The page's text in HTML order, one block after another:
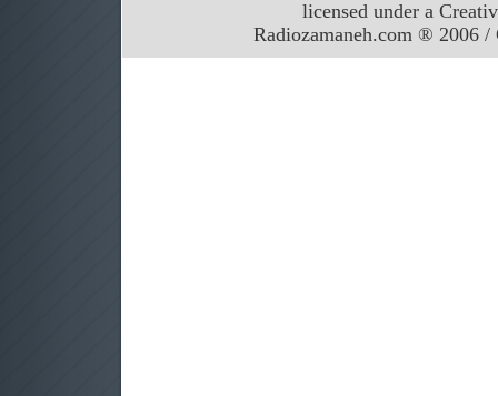
licensed under a